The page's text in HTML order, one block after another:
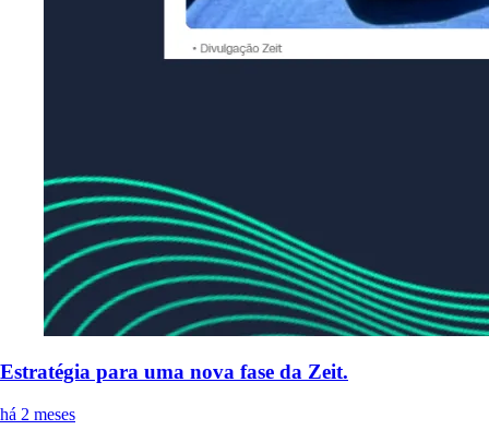
Estratégia para uma nova fase da Zeit.
há 2 meses